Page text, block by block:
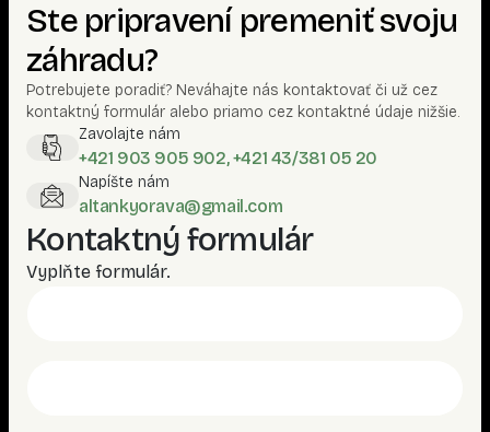
Ste pripravení premeniť svoju
záhradu?
Potrebujete poradiť? Neváhajte nás kontaktovať či už cez
kontaktný formulár alebo priamo cez kontaktné údaje nižšie.
Zavolajte nám
+421 903 905 902, +421 43/381 05 20
Napíšte nám
altankyorava@gmail.com
Kontaktný formulár
Vyplňte formulár.